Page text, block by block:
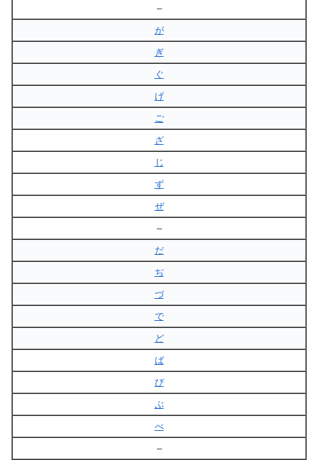
–
が
ぎ
ぐ
げ
ご
ざ
じ
ず
ぜ
–
だ
ぢ
づ
で
ど
ば
び
ぶ
べ
–